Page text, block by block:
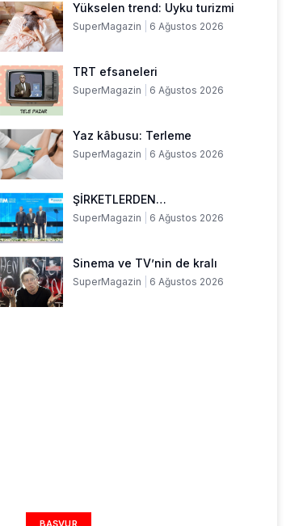
Yükselen trend: Uyku turizmi
SuperMagazin 6 Ağustos 2026
TRT efsaneleri
SuperMagazin 6 Ağustos 2026
Yaz kâbusu: Terleme
SuperMagazin 6 Ağustos 2026
ŞİRKETLERDEN…
SuperMagazin 6 Ağustos 2026
Sinema ve TV’nin de kralı
SuperMagazin 6 Ağustos 2026